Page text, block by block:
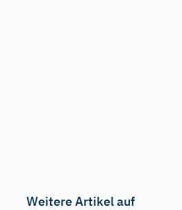
Weitere Artikel auf